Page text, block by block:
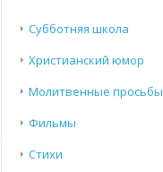
Субботняя школа
Христианский юмор
Молитвенные просьбы
Фильмы
Стихи